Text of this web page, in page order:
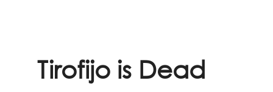
Tirofijo is Dead